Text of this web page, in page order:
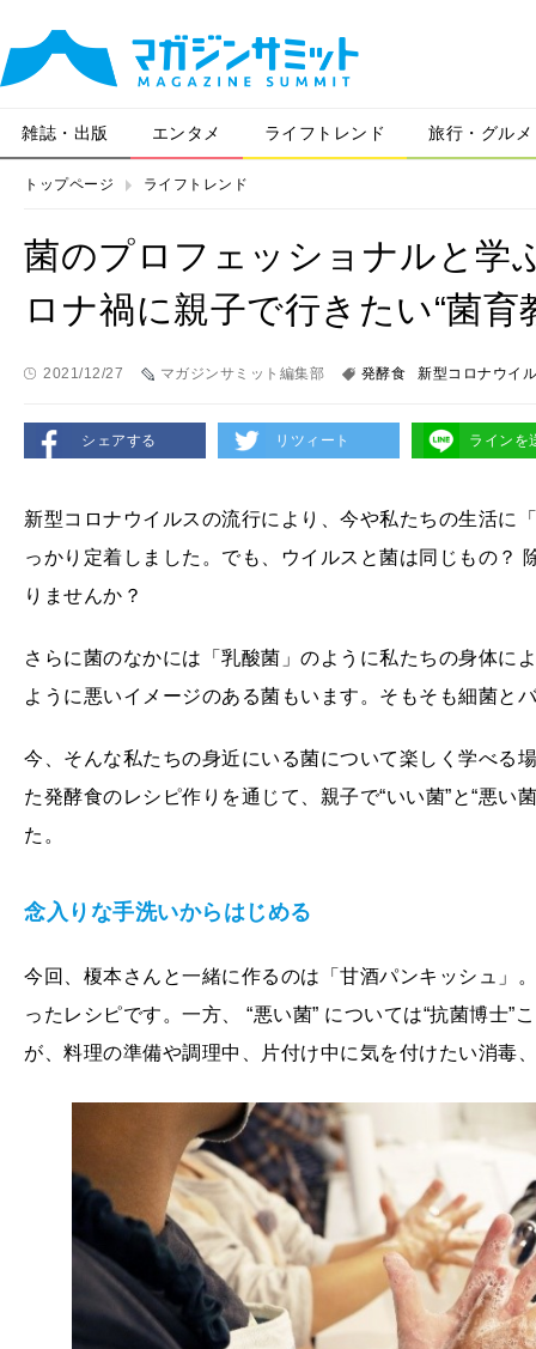
雑誌・出版 エンタメ ライフトレンド 旅行・グルメ
トップページ ライフトレンド
菌のプロフェッショナルと学
ロナ禍に親子で行きたい“菌育
2021/12/27 マガジンサミット編集部 発酵食 新型コロナウイ
シェアする リツィート ラインを
新型コロナウイルスの流行により、今や私たちの生活に
っかり定着しました。でも、ウイルスと菌は同じもの？
りませんか？
さらに菌のなかには「乳酸菌」のように私たちの身体に
ように悪いイメージのある菌もいます。そもそも細菌と
今、そんな私たちの身近にいる菌について楽しく学べる
た発酵食のレシピ作りを通じて、親子で“いい菌”と“悪
た。
念入りな手洗いからはじめる
今回、榎本さんと一緒に作るのは「甘酒パンキッシュ」
ったレシピです。一方、 “悪い菌” については“抗菌博士
が、料理の準備や調理中、片付け中に気を付けたい消毒